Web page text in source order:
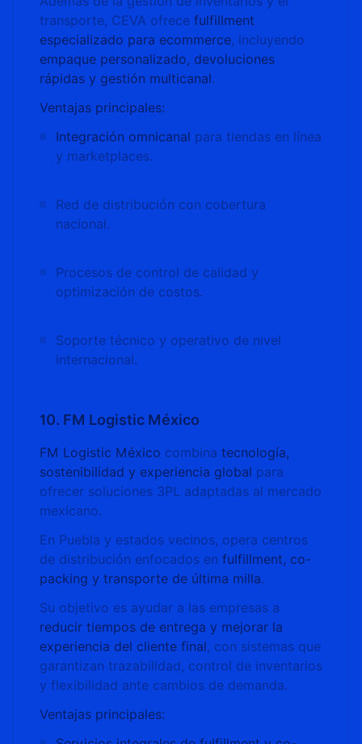
transporte, CEVA ofrece fulfillment
especializado para ecommerce, incluyendo
empaque personalizado, devoluciones
rápidas y gestión multicanal.
Ventajas principales:
Integración omnicanal para tiendas en línea
y marketplaces.
Red de distribución con cobertura
nacional.
Procesos de control de calidad y
optimización de costos.
Soporte técnico y operativo de nivel
internacional.
10. FM Logistic México
FM Logistic México combina tecnología,
sostenibilidad y experiencia global para
ofrecer soluciones 3PL adaptadas al mercado
mexicano.
En Puebla y estados vecinos, opera centros
de distribución enfocados en fulfillment, co-
packing y transporte de última milla.
Su objetivo es ayudar a las empresas a
reducir tiempos de entrega y mejorar la
experiencia del cliente final, con sistemas que
garantizan trazabilidad, control de inventarios
y flexibilidad ante cambios de demanda.
Ventajas principales: